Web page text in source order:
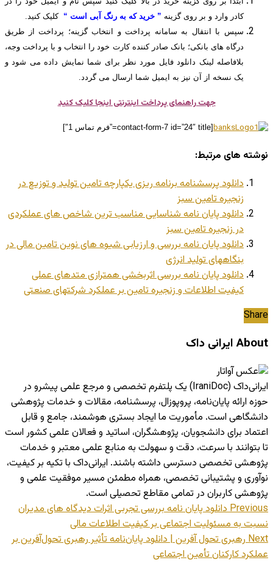
کادر وارد و بر روی گزینه ” خرید که به رنگ آبی است “ کلیک کنید.
سپس با انتقال به سامانه پرداخت و انتخاب گزینه؛ پرداخت از طریق
درگاه های بانکی؛ بانک صادر کننده کارت خود را انتخاب و با پرداخت وجه،
بلافاصله لینک دانلود فایل مورد نظر برای شما نمایش داده می شود و
یک نسخه از آن نیز به ایمیل شما ارسال می گردد.
جهت راهنمای پرداخت اینترنتی اینجا کلیک کنید
[contact-form-7 id=”24″ title=”فرم تماس 1″]
نوشته های مرتبط:
دانلود پرسشنامه برنامه ریزی یکپارچه تامین تولید و توزیع در
زنجیره تامین سبز
دانلود پایان نامه شناسایی مناسب ترین شاخص های عملکردی
در زنجیره تامین سبز
دانلود پایان نامه بررسی و ارزیابی شیوه های نوین تامین مالی در
بنگاههای تولید انرژی
دانلود پایان نامه بررسی اثربخشی همترازی متدهای عملی
کیفیت اطلاعات و زنجیره تامین بر عملکرد شرکتهای صنعتی
Share
About ایرانی داک
ایرانی‌داک (IraniDoc) یک پلتفرم تخصصی و مرجع علمی پیشرو در
حوزه ارائه پایان‌نامه، پروپوزال، پرسشنامه، مقالات و خدمات پژوهشی
دانشگاهی است. مأموریت ما ایجاد بستری هوشمند، جامع و قابل
اعتماد برای دانشجویان، پژوهشگران، اساتید و فعالان علمی کشور است
تا بتوانند با سرعت، دقت و سهولت به منابع علمی معتبر و خدمات
پژوهشی تخصصی دسترسی داشته باشند. ایرانی‌داک با تکیه بر کیفیت،
نوآوری و پشتیبانی تخصصی، همراه مطمئن مسیر موفقیت علمی و
پژوهشی کاربران در تمامی مقاطع تحصیلی است.
Previousدانلود پایان نامه بررسی تجربی اثرات دیدگاه های مدیران
نسبت به مسئولیت اجتماعی بر کیفیت اطلاعات مالی
Nextرهبری تحول‌ آفرین | دانلود پایان‌نامه تأثیر رهبری تحول‌آفرین بر
عملکرد کارکنان تأمین اجتماعی